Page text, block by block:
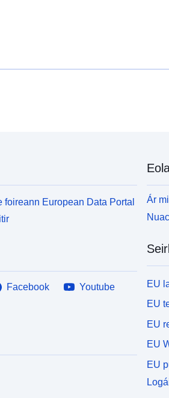
foireann European Data Portal
Facebook
Youtube
Ár
EU
EU
EU
EU
EU